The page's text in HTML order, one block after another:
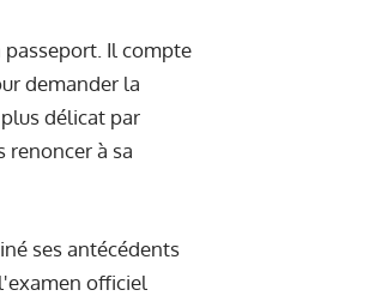
passeport. Il compte
demander la
délicat par
renoncer à sa
ses antécédents
officiel